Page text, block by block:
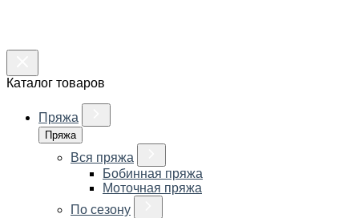
Каталог товаров
Пряжа
Пряжа
Вся пряжа
Бобинная пряжа
Моточная пряжа
По сезону